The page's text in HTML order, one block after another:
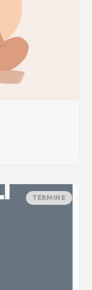
TERMINE